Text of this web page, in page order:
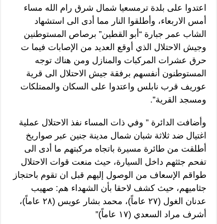
اعتدوا على بلدة ترمسعيا شمال شرق رام الله مساء
أمس الاربعاء، وأطلقوا النار مما أدى الى استشهاد
الشاب عمر جبارة “أبو القطين” برصاص المستوطنين
وجيش الاحتلال الذي أوقع العديد من الإصابات فيما ت
حرق عشرات المركبات والمنازل ومن هناك توجه
المستوطنون أنفسهم برفقة جيش الاحتلال الى قرية
عوريف قرب نابلس واعتدوا على السكان والممتلكات
ومسجد القرية”.
وأضافت الدائرة ” وفي ذات المساء نفذ الاحتلال عملية
اغتيال ضد ثلاثة شبان شمال مدينة جنين عبر صواريخ
أطلقت من طائرة مسيرة باتجاه مركبتهم ما أدى الى
تفحم جثثهم داخل السيارة، حيث منعت قوات الاحتلال
طواقم الإسعاف من الوصول إليهم قبل ان تقوم باحتجاز
جثاميهم، حيث كشف لاحقا بأن الشهداء هم: صهيب
عدنان الغول (٢٧ عاماً)، محمد بشار عويس (٢٨ عاماً)،
أشرف مراد السعدي (١٧ عاماً)”